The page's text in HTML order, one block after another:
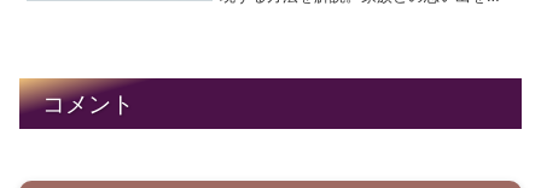
コメント